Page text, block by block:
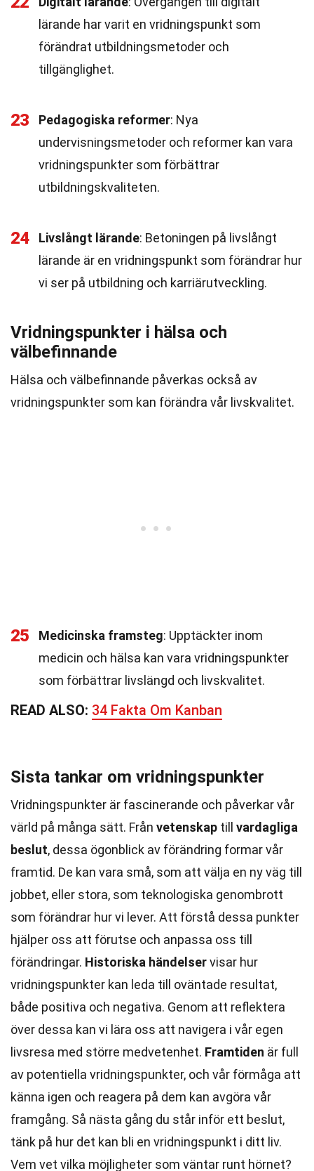
lärande har varit en vridningspunkt som
förändrat utbildningsmetoder och
tillgänglighet.
23 Pedagogiska reformer: Nya
undervisningsmetoder och reformer kan vara
vridningspunkter som förbättrar
utbildningskvaliteten.
24 Livslångt lärande: Betoningen på livslångt
lärande är en vridningspunkt som förändrar hur
vi ser på utbildning och karriärutveckling.
Vridningspunkter i hälsa och
välbefinnande
Hälsa och välbefinnande påverkas också av
vridningspunkter som kan förändra vår livskvalitet.
25 Medicinska framsteg: Upptäckter inom
medicin och hälsa kan vara vridningspunkter
som förbättrar livslängd och livskvalitet.
READ ALSO: 34 Fakta Om Kanban
Sista tankar om vridningspunkter
Vridningspunkter är fascinerande och påverkar vår
värld på många sätt. Från vetenskap till vardagliga
beslut, dessa ögonblick av förändring formar vår
framtid. De kan vara små, som att välja en ny väg till
jobbet, eller stora, som teknologiska genombrott
som förändrar hur vi lever. Att förstå dessa punkter
hjälper oss att förutse och anpassa oss till
förändringar. Historiska händelservisar hur
vridningspunkter kan leda till oväntade resultat,
både positiva och negativa. Genom att reflektera
över dessa kan vi lära oss att navigera i vår egen
livsresa med större medvetenhet. Framtiden är full
av potentiella vridningspunkter, och vår förmåga att
känna igen och reagera på dem kan avgöra vår
framgång. Så nästa gång du står inför ett beslut,
tänk på hur det kan bli en vridningspunkt i ditt liv.
Vem vet vilka möjligheter som väntar runt hörnet?